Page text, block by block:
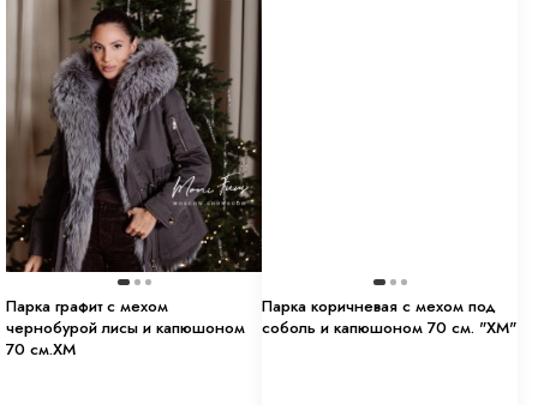
Парка графит с мехом
чернобурой лисы и капюшоном
70 см.ХМ
Парка коричневая с мехом под
соболь и капюшоном 70 см. "ХМ"